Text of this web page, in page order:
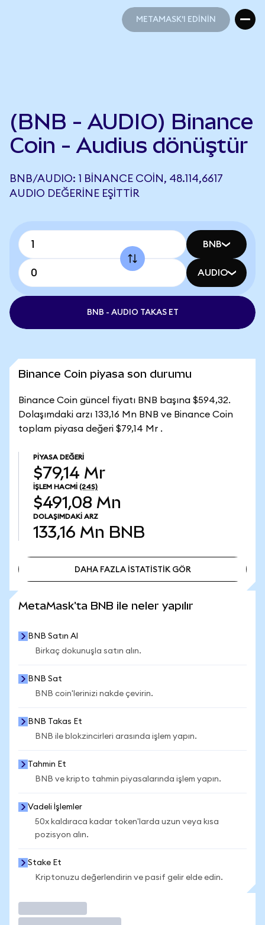
METAMASK'I EDİNİN
(BNB - AUDIO) Binance
Coin - Audius dönüştür
BNB/AUDIO: 1 BINANCE COIN, 48.114,6617
AUDIO DEĞERINE EŞITTIR
BNB
AUDIO
BNB - AUDIO TAKAS ET
Binance Coin piyasa son durumu
Binance Coin güncel fiyatı BNB başına $594,32.
Dolaşımdaki arzı 133,16 Mn BNB ve Binance Coin
toplam piyasa değeri $79,14 Mr .
PIYASA DEĞERI
$79,14 Mr
İŞLEM HACMI (24S)
$491,08 Mn
DOLAŞIMDAKI ARZ
133,16 Mn BNB
DAHA FAZLA İSTATİSTİK GÖR
MetaMask'ta BNB ile neler yapılır
BNB Satın Al
Birkaç dokunuşla satın alın.
BNB Sat
BNB coin'lerinizi nakde çevirin.
BNB Takas Et
BNB ile blokzincirleri arasında işlem yapın.
Tahmin Et
BNB ve kripto tahmin piyasalarında işlem yapın.
Vadeli İşlemler
50x kaldıraca kadar token'larda uzun veya kısa
pozisyon alın.
Stake Et
Kriptonuzu değerlendirin ve pasif gelir elde edin.